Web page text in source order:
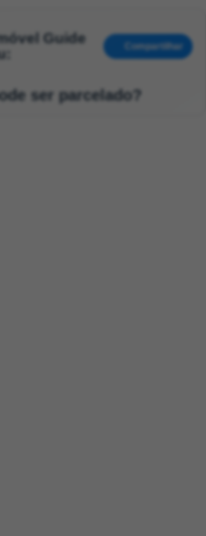
Guide
Compartilhar
ser parcelado?